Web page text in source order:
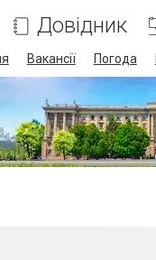
Довідник
Вакансії Погода